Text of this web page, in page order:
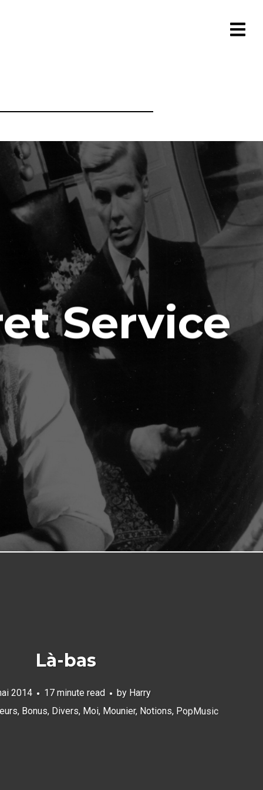
Service
Là-bas
2014 17 minute read by Harry
, Bonus, Divers, Moi, Mounier, Notions, PopMusic